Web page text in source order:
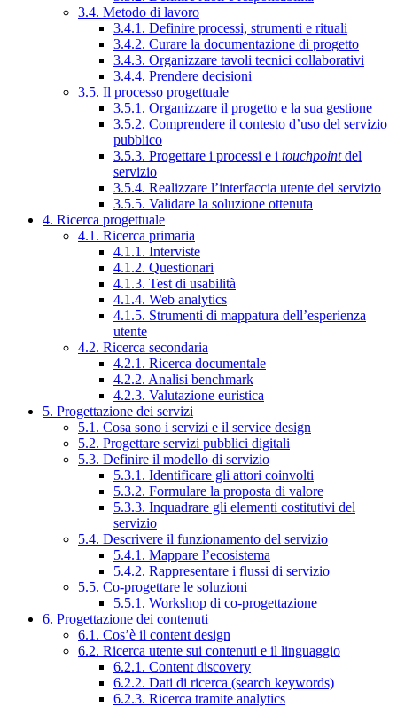
3.4. Metodo di lavoro
3.4.1. Definire processi, strumenti e rituali
3.4.2. Curare la documentazione di progetto
3.4.3. Organizzare tavoli tecnici collaborativi
3.4.4. Prendere decisioni
3.5. Il processo progettuale
3.5.1. Organizzare il progetto e la sua gestione
3.5.2. Comprendere il contesto d’uso del servizio
pubblico
3.5.3. Progettare i processi e i touchpointdel
servizio
3.5.4. Realizzare l’interfaccia utente del servizio
3.5.5. Validare la soluzione ottenuta
4. Ricerca progettuale
4.1. Ricerca primaria
4.1.1. Interviste
4.1.2. Questionari
4.1.3. Test di usabilità
4.1.4. Web analytics
4.1.5. Strumenti di mappatura dell’esperienza
utente
4.2. Ricerca secondaria
4.2.1. Ricerca documentale
4.2.2. Analisi benchmark
4.2.3. Valutazione euristica
5. Progettazione dei servizi
5.1. Cosa sono i servizi e il service design
5.2. Progettare servizi pubblici digitali
5.3. Definire il modello di servizio
5.3.1. Identificare gli attori coinvolti
5.3.2. Formulare la proposta di valore
5.3.3. Inquadrare gli elementi costitutivi del
servizio
5.4. Descrivere il funzionamento del servizio
5.4.1. Mappare l’ecosistema
5.4.2. Rappresentare i flussi di servizio
5.5. Co-progettare le soluzioni
5.5.1. Workshop di co-progettazione
6. Progettazione dei contenuti
6.1. Cos’è il content design
6.2. Ricerca utente sui contenuti e il linguaggio
6.2.1. Content discovery
6.2.2. Dati di ricerca (search keywords)
6.2.3. Ricerca tramite analytics